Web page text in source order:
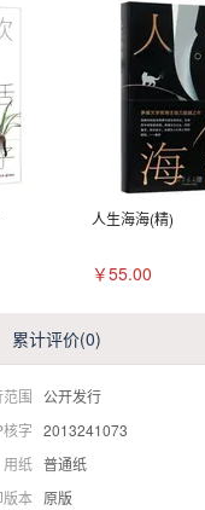
人生海海(精)
￥55.00
累计评价(0)
范围 公开发行
字 2013241073
用纸 普通纸
版本 原版